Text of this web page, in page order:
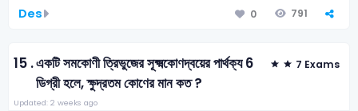
Des 0 791
15 .একটি সমকোণী ত্রিভুজের সূক্ষ্মকোণদ্বয়ের পার্থক্য 6
ডিগ্রী হলে, ক্ষুদ্রতম কোণের মান কত ?
7 Exams
Updated: 2 weeks ago